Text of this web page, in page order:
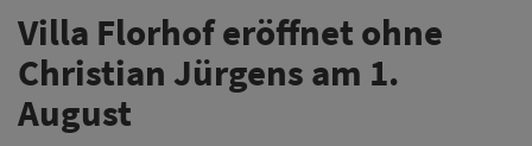
Villa Florhof eröffnet ohne
Christian Jürgens am 1.
August